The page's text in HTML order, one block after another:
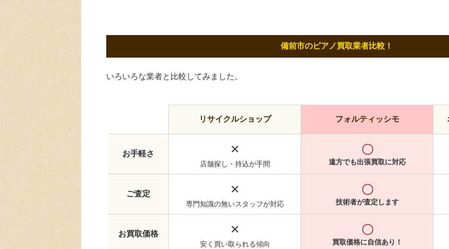
備前市のピアノ買取業者比較！
いろいろな業者と比較してみました。
リサイクルショップ フォルティッシモ
お手軽さ ×
店舗探し・持込が手間
〇
遠方でも出張買取に対応
ご査定 ×
専門知識の無いスタッフが対応
〇
技術者が査定します
お買取価格 ×
安く買い取られる傾向
〇
買取価格に自信あり！